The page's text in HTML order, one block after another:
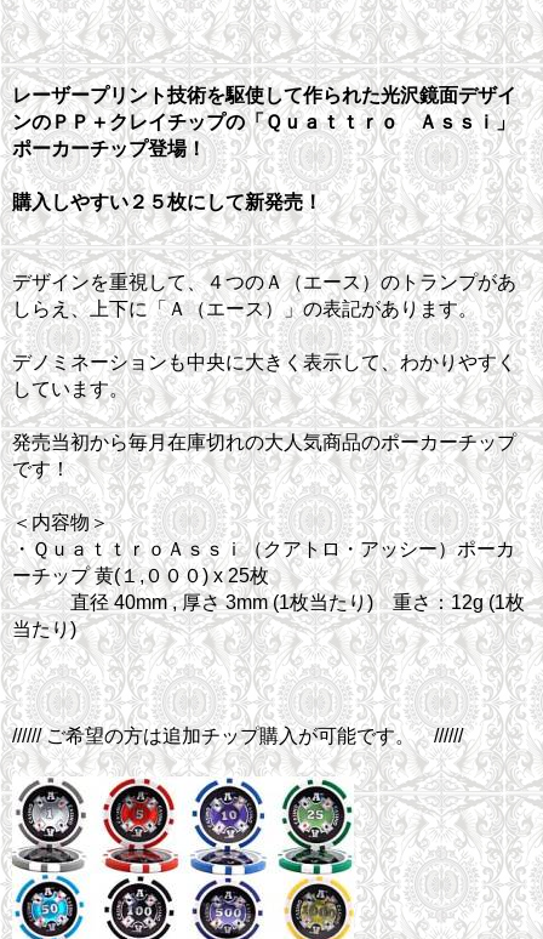
レーザープリント技術を駆使して作られた光沢鏡面デザイ
ンのＰＰ＋クレイチップの「Ｑｕａｔｔｒｏ Ａｓｓｉ」
ポーカーチップ登場！
購入しやすい２５枚にして新発売！
デザインを重視して、４つのＡ（エース）のトランプがあ
しらえ、上下に「Ａ（エース）」の表記があります。
デノミネーションも中央に大きく表示して、わかりやすく
しています。
発売当初から毎月在庫切れの大人気商品のポーカーチップ
です！
＜内容物＞
・ＱｕａｔｔｒｏＡｓｓｉ（クアトロ・アッシー）ポーカ
ーチップ 黄(１,０００) x 25枚
直径 40mm , 厚さ 3mm (1枚当たり) 重さ：12g (1枚
当たり)
////// ご希望の方は追加チップ購入が可能です。 //////